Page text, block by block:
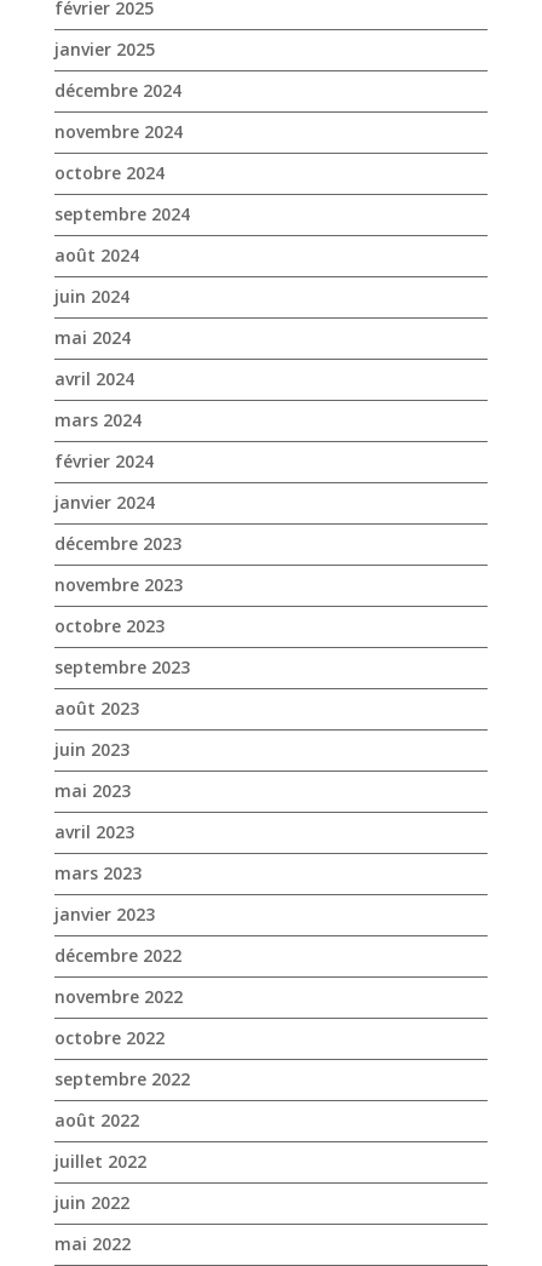
septembre 2024
août 2024
juin 2024
mai 2024
avril 2024
mars 2024
février 2024
janvier 2024
décembre 2023
novembre 2023
octobre 2023
septembre 2023
août 2023
juin 2023
mai 2023
avril 2023
mars 2023
janvier 2023
décembre 2022
novembre 2022
octobre 2022
septembre 2022
août 2022
juillet 2022
juin 2022
mai 2022
avril 2022
mars 2022
février 2022
janvier 2022
décembre 2021